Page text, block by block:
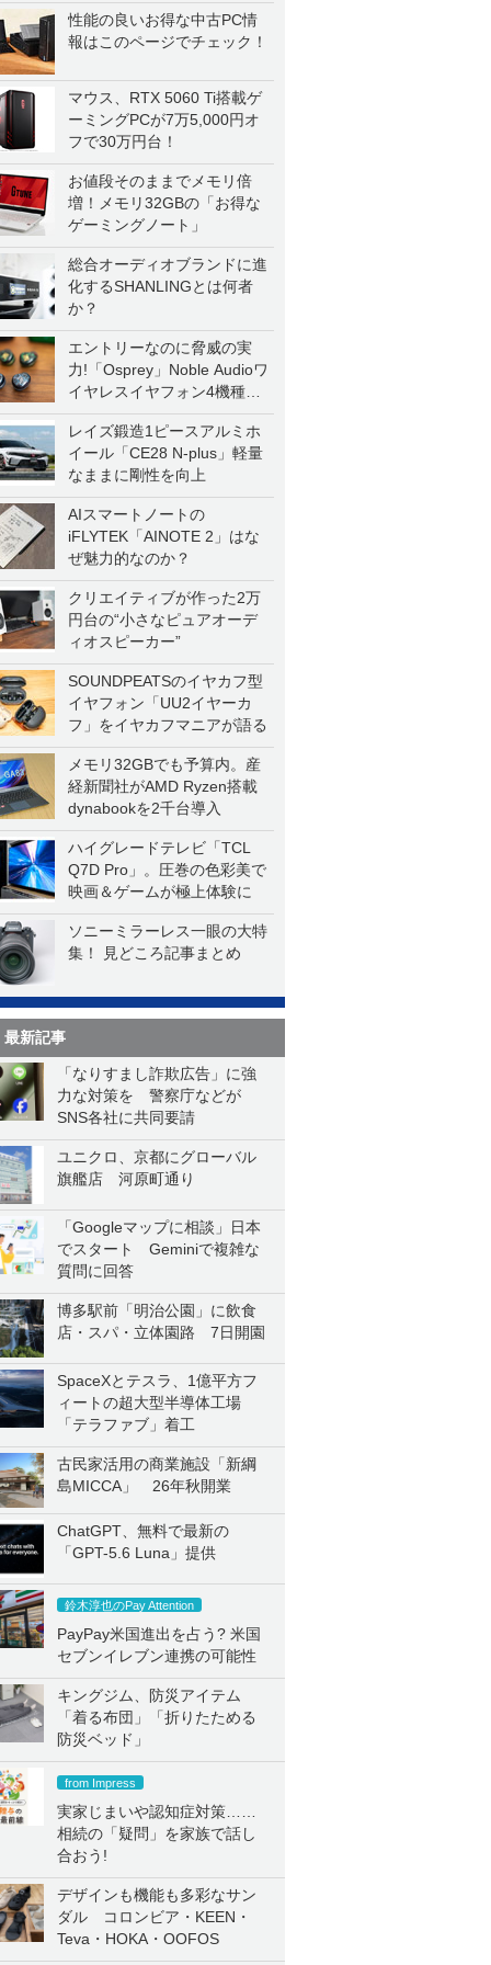
性能の良いお得な中古PC情
報はこのページでチェック！
マウス、RTX 5060 Ti搭載ゲ
ーミングPCが7万5,000円オ
フで30万円台！
お値段そのままでメモリ倍
増！メモリ32GBの「お得な
ゲーミングノート」
総合オーディオブランドに進
化するSHANLINGとは何者
か？
エントリーなのに脅威の実
力!「Osprey」Noble Audioワ
イヤレスイヤフォン4機種を
一気に聴く
レイズ鍛造1ピースアルミホ
イール「CE28 N-plus」軽量
なままに剛性を向上
AIスマートノートの
iFLYTEK「AINOTE 2」はな
ぜ魅力的なのか？
クリエイティブが作った2万
円台の“小さなピュアオーデ
ィオスピーカー”
SOUNDPEATSのイヤカフ型
イヤフォン「UU2イヤーカ
フ」をイヤカフマニアが語る
メモリ32GBでも予算内。産
経新聞社がAMD Ryzen搭載
dynabookを2千台導入
ハイグレードテレビ「TCL
Q7D Pro」。圧巻の色彩美で
映画＆ゲームが極上体験に
ソニーミラーレス一眼の大特
集！ 見どころ記事まとめ
最新記事
「なりすまし詐欺広告」に強
力な対策を 警察庁などが
SNS各社に共同要請
ユニクロ、京都にグローバル
旗艦店 河原町通り
「Googleマップに相談」日本
でスタート Geminiで複雑な
質問に回答
博多駅前「明治公園」に飲食
店・スパ・立体園路 7日開園
SpaceXとテスラ、1億平方フ
ィートの超大型半導体工場
「テラファブ」着工
古民家活用の商業施設「新綱
島MICCA」 26年秋開業
ChatGPT、無料で最新の
「GPT-5.6 Luna」提供
鈴木淳也のPay Attention
PayPay米国進出を占う? 米国
セブンイレブン連携の可能性
キングジム、防災アイテム
「着る布団」「折りたためる
防災ベッド」
from Impress
実家じまいや認知症対策……
相続の「疑問」を家族で話し
合おう!
デザインも機能も多彩なサン
ダル コロンビア・KEEN・
Teva・HOKA・OOFOS